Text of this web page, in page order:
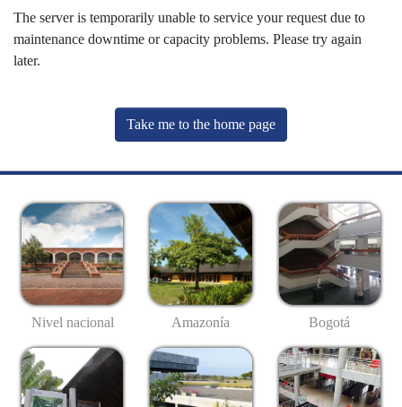
The server is temporarily unable to service your request due to
maintenance downtime or capacity problems. Please try again
later.
Take me to the home page
Nivel nacional Amazonía Bogotá